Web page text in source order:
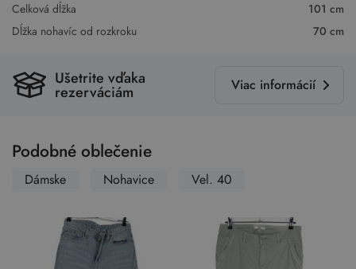
Celková dĺžka
101 cm
Dĺžka nohavíc od rozkroku
70 cm
Ušetrite vďaka
rezerváciám Viac informácií
Podobné oblečenie
Dámske Nohavice Vel. 40